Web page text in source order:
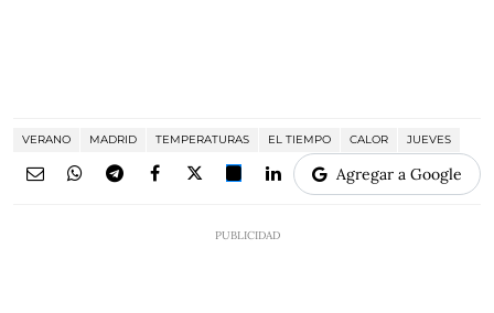
VERANO MADRID TEMPERATURAS EL TIEMPO CALOR JUEVES
Agregar a Google